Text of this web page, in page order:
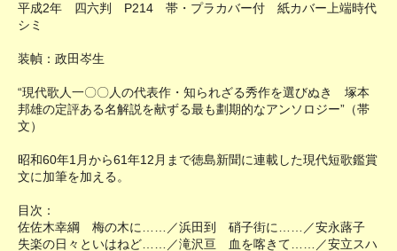
平成2年 四六判 P214 帯・プラカバー付 紙カバー上端時代
シミ
装幀：政田岑生
“現代歌人一〇〇人の代表作・知られざる秀作を選びぬき 塚本
邦雄の定評ある名解説を献ずる最も劃期的なアンソロジー”（帯
文）
昭和60年1月から61年12月まで徳島新聞に連載した現代短歌鑑賞
文に加筆を加える。
目次：
佐佐木幸綱 梅の木に……／浜田到 硝子街に……／安永蕗子
失楽の日々といはねど……／滝沢亘 血を喀きて……／安立スハ